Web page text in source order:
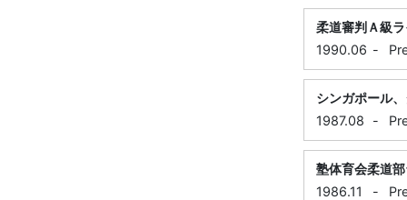
柔道審判Ａ級
1990.06 -
シンガポール
1987.08
-
塾体育会柔道
1986.11
-